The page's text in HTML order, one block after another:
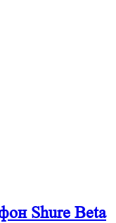
Shure Beta